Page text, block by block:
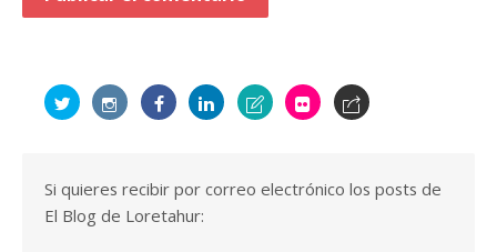
Si quieres recibir por correo electrónico los posts de
El Blog de Loretahur: